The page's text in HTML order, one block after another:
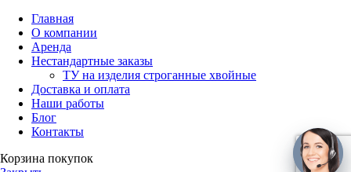
Главная
О компании
Аренда
Нестандартные заказы
ТУ на изделия строганные хвойные
Доставка и оплата
Наши работы
Блог
Контакты
Корзина покупок